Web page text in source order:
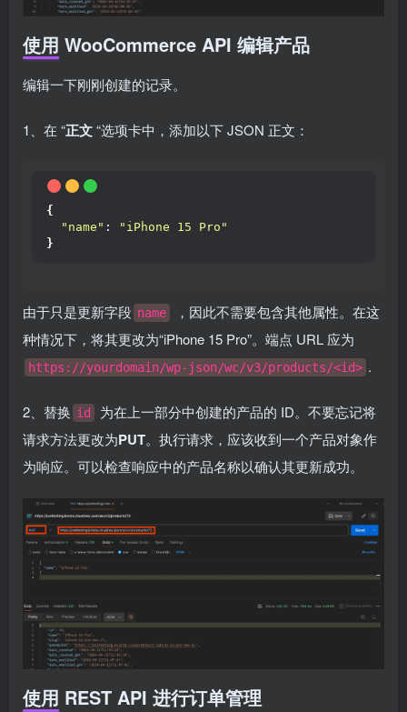
使用 WooCommerce API 编辑产品
编辑一下刚刚创建的记录。
1、在 “正文“选项卡中，添加以下 JSON 正文：
{
"name" :
"iPhone 15 Pro"
}
由于只是更新字段 name
，因此不需要包含其他属性。在这
种情况下，将其更改为“iPhone 15 Pro”。端点 URL 应为
https://yourdomain/wp-json/wc/v3/products/<id> .
2、替换 id
为在上一部分中创建的产品的 ID。不要忘记将
请求方法更改为PUT。执行请求，应该收到一个产品对象作
为响应。可以检查响应中的产品名称以确认其更新成功。
使用 REST API 进行订单管理